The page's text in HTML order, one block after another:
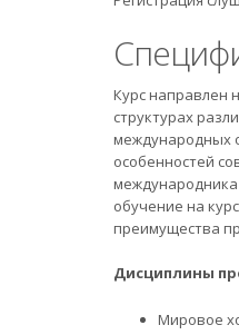
Курс направлен
структурах
международных
особенностей
международника
обучение на
преимущества
Дисциплины
Мировое